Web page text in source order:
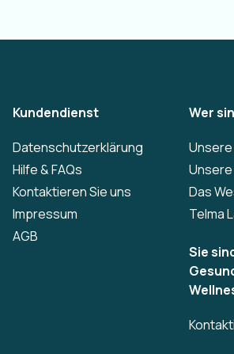
Kundendienst
Datenschutzerklärung
Hilfe & FAQs
Kontaktieren Sie uns
Impressum
AGB
Wer
Das
Telma
Sie